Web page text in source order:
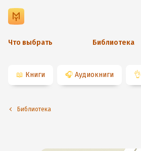
Что выбрать Библиотека
📖 Книги 🎧 Аудиокниги 👌
Библиотека